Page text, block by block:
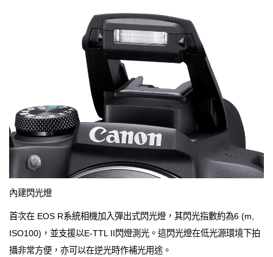
內建閃光燈
首次在 EOS R系統相機加入彈出式閃光燈，其閃光指數約為6 (m,
ISO100)，並支援以E-TTL II閃燈測光。這閃光燈在低光源環境下拍
攝非常方便，亦可以在逆光時作補光用途。